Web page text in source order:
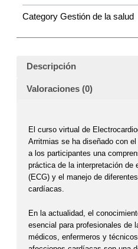
Category Gestión de la salud
Descripción
Valoraciones (0)
El curso virtual de
Arritmias se ha diseñado con
a los participantes una
práctica de la interpretación de
(ECG) y el manejo de
cardíacas.
En la actualidad, el
esencial para profesionales de
médicos, enfermeros y